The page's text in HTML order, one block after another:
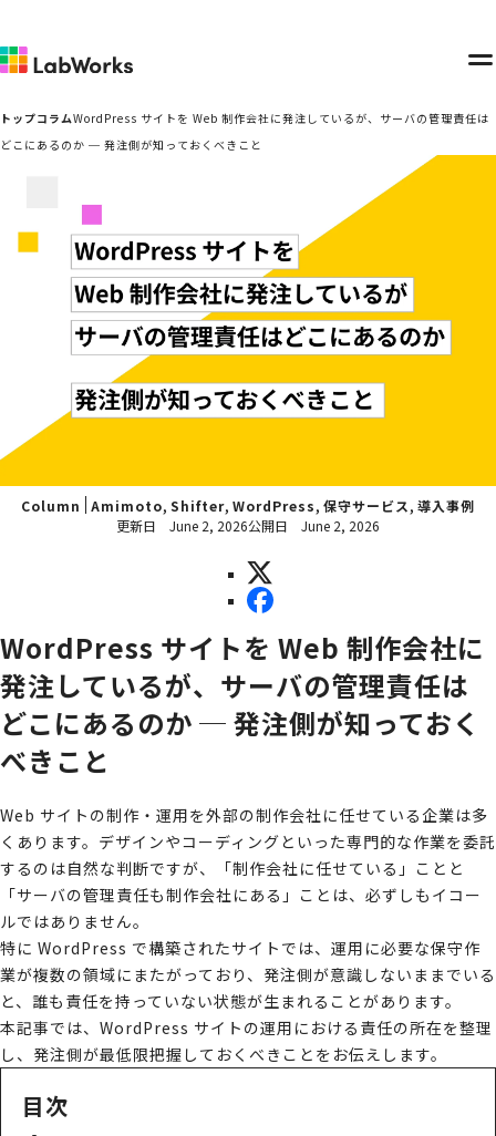
ニ
トップコラムWordPress サイトを Web 制作会社に発注しているが、サーバの管理責任は
どこにあるのか ─ 発注側が知っておくべきこと
Column Amimoto, Shifter, WordPress, 保守サービス, 導入事例
更新日
June 2, 2026公開日 June 2, 2026
WordPress サイトを Web 制作会社に
発注しているが、サーバの管理責任は
どこにあるのか ─ 発注側が知っておく
べきこと
Web サイトの制作・運用を外部の制作会社に任せている企業は多
くあります。デザインやコーディングといった専門的な作業を委託
するのは自然な判断ですが、「制作会社に任せている」ことと
「サーバの管理責任も制作会社にある」ことは、必ずしもイコー
ルではありません。
特に WordPress で構築されたサイトでは、運用に必要な保守作
業が複数の領域にまたがっており、発注側が意識しないままでいる
と、誰も責任を持っていない状態が生まれることがあります。
本記事では、WordPress サイトの運用における責任の所在を整理
し、発注側が最低限把握しておくべきことをお伝えします。
目次